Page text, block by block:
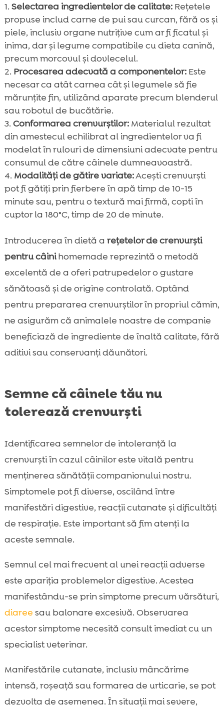
Selectarea ingredientelor de calitate:Rețetele
propuse includ carne de pui sau curcan, fără os și
piele, inclusiv organe nutrițive cum ar fi ficatul și
inima, dar și legume compatibile cu dieta canină,
precum morcovul și dovlecelul.
Procesarea adecvată a componentelor:Este
necesar ca atât carnea cât și legumele să fie
mărunțite fin, utilizând aparate precum blenderul
sau robotul de bucătărie.
Conformarea crenvurștilor:Materialul rezultat
din amestecul echilibrat al ingredientelor va fi
modelat în rulouri de dimensiuni adecvate pentru
consumul de către câinele dumneavoastră.
Modalități de gătire variate:Acești crenvurști
pot fi gătiți prin fierbere în apă timp de 10-15
minute sau, pentru o textură mai firmă, copti în
cuptor la 180°C, timp de 20 de minute.
Introducerea în dietă a rețetelor de crenvurști
pentru câinihomemade reprezintă o metodă
excelentă de a oferi patrupedelor o gustare
sănătoasă și de origine controlată. Optând
pentru prepararea crenvurștilor în propriul cămin,
ne asigurăm că animalele noastre de companie
beneficiază de ingrediente de înaltă calitate, fără
aditivi sau conservanți dăunători.
Semne că câinele tău nu
tolerează crenvurști
Identificarea semnelor de intoleranță la
crenvurști în cazul câinilor este vitală pentru
menținerea sănătății companionului nostru.
Simptomele pot fi diverse, oscilând între
manifestări digestive, reacții cutanate și dificultăți
de respirație. Este important să fim atenți la
aceste semnale.
Semnul cel mai frecvent al unei reacții adverse
este apariția problemelor digestive. Acestea
manifestându-se prin simptome precum vărsături,
diaree sau balonare excesivă. Observarea
acestor simptome necesită consult imediat cu un
specialist veterinar.
Manifestările cutanate, inclusiv mâncărime
intensă, roșeață sau formarea de urticarie, se pot
dezvolta de asemenea. În situații mai severe,